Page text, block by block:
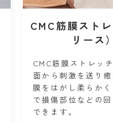
CMC筋膜スト
リース）
CMC筋膜ストレッ
面から刺激を送り
膜をはがし柔らかく
で損傷部位などの
できます。